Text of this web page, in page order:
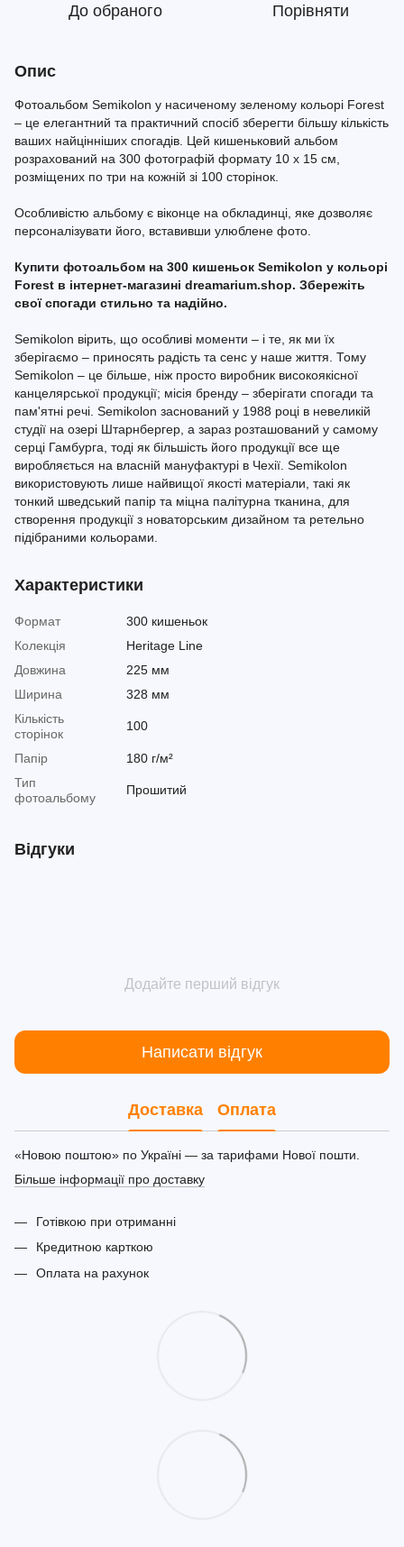
До обраного Порівняти
Опис
Фотоальбом Semikolon у насиченому зеленому кольорі Forest
– це елегантний та практичний спосіб зберегти більшу кількість
ваших найцінніших спогадів. Цей кишеньковий альбом
розрахований на 300 фотографій формату 10 x 15 см,
розміщених по три на кожній зі 100 сторінок.
Особливістю альбому є віконце на обкладинці, яке дозволяє
персоналізувати його, вставивши улюблене фото.
Купити фотоальбом на 300 кишеньок Semikolon у кольорі
Forest в інтернет-магазині dreamarium.shop. Збережіть
свої спогади стильно та надійно.
Semikolon вірить, що особливі моменти – і те, як ми їх
зберігаємо – приносять радість та сенс у наше життя. Тому
Semikolon – це більше, ніж просто виробник високоякісної
канцелярської продукції; місія бренду – зберігати спогади та
пам'ятні речі. Semikolon заснований у 1988 році в невеликій
студії на озері Штарнбергер, а зараз розташований у самому
серці Гамбурга, тоді як більшість його продукції все ще
виробляється на власній мануфактурі в Чехії. Semikolon
використовують лише найвищої якості матеріали, такі як
тонкий шведський папір та міцна палітурна тканина, для
створення продукції з новаторським дизайном та ретельно
підібраними кольорами.
Характеристики
Формат
300 кишеньок
Колекція
Heritage Line
Довжина
225 мм
Ширина
328 мм
Кількість
сторінок
100
Папір
180 г/м²
Тип
фотоальбому
Прошитий
Відгуки
Додайте перший відгук
Написати відгук
Доставка Оплата
«Новою поштою» по Україні — за тарифами Нової пошти.
Більше інформації про доставку
Готівкою при отриманні
Кредитною карткою
Оплата на рахунок